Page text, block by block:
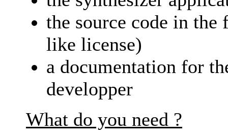
the source code in
like license)
a documentation for
developper
What do you need ?